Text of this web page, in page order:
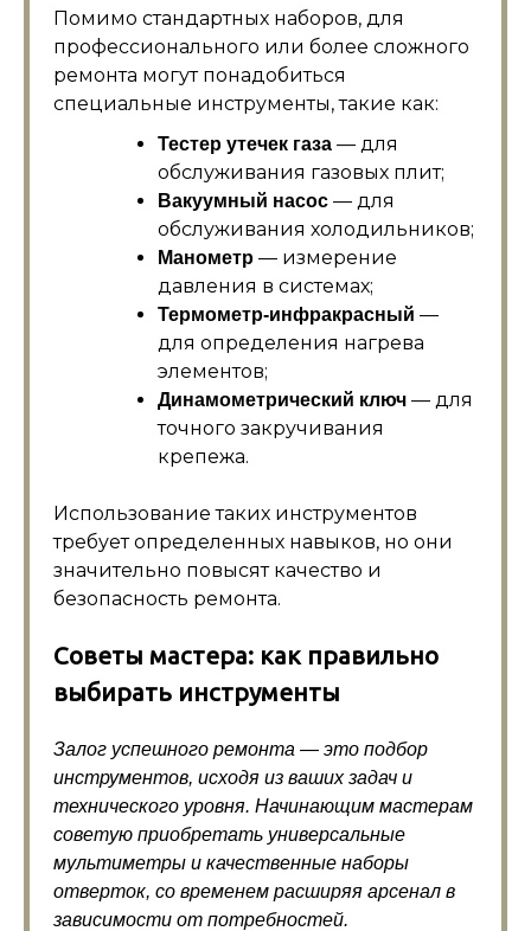
Помимо стандартных наборов, для
профессионального или более сложного
ремонта могут понадобиться
специальные инструменты, такие как:
Тестер утечек газа — для
обслуживания газовых плит;
Вакуумный насос — для
обслуживания холодильников;
Манометр — измерение
давления в системах;
Термометр-инфракрасный —
для определения нагрева
элементов;
Динамометрический ключ — для
точного закручивания
крепежа.
Использование таких инструментов
требует определенных навыков, но они
значительно повысят качество и
безопасность ремонта.
Советы мастера: как правильно
выбирать инструменты
Залог успешного ремонта — это подбор
инструментов, исходя из ваших задач и
технического уровня. Начинающим мастерам
советую приобретать универсальные
мультиметры и качественные наборы
отверток, со временем расширяя арсенал в
зависимости от потребностей.